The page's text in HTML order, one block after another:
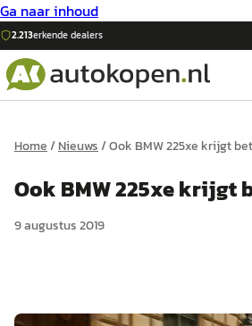
Ga naar inhoud
2.213erkende dealers
Home/Nieuws/Ook BMW 225xe krijgt
Ook BMW 225xe krijgt
9 augustus 2019